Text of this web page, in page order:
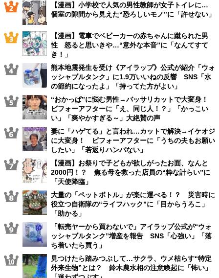
【漫画】小学校で人気の男性教師が女子トイレに…
個室の隙間から見えた“恐ろしいモノ”に「許せない」
【漫画】電車でベビーカーの赤ちゃんに蹴られた男
性 怒ると思いきや…“意外な本音”に「なんてすて
き！」
熊本地震発生を受け《アイラップ》公式が紹介「ウォ
ッシャブルタンク」に1.9万いいねの反響 SNS「水
の節約になったよ」「持ってた方がよい」
“おかっぱ”に悩む男性→バッサリカットで大変身！
ビフォーアフターに「え、同じ人！？」「かっこい
い」「爽やかすぎる～」大絶賛の声
妻に「ハゲてる」と言われ…カットで解決→イケオジ
に大変身！ ビフォーアフターに「うちの夫もお願い
したい」「若返りハンパない」
【漫画】お祭りで子どもが欲しがったお面、なんと
2000円！？ 焦る母を救った店員の“粋な計らい”に
「天使降臨」
大量の「ペットボトル」が楽に運べる！？ 災害時に
役立つ自衛隊の“ライフハック”に「目からうろこ」
「助かる」
「転売ヤーから買わないで」アイラップ公式が“ウォ
ッシャブルタンク”増産を報告 SNS「心強い」「落
ち着いたら買う」
見つけたら踏みつぶして…サクラ、ウメ枯らす“特定
外来生物”とは？ 鈴木農水相の注意喚起に「怖い」